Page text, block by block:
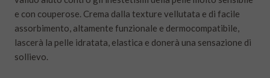
e con couperose. Crema dalla texture vellutata e di facile
assorbimento, altamente funzionale e dermocompatibile,
lascerà la pelle idratata, elastica e donerà una sensazione di
sollievo.